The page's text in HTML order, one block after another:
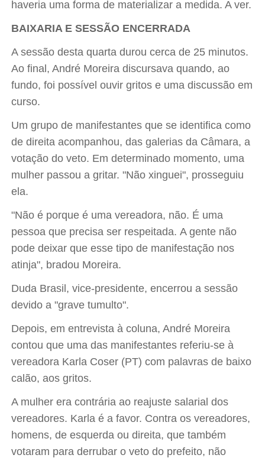
haveria uma forma de materializar a medida. A ver.
BAIXARIA E SESSÃO ENCERRADA
A sessão desta quarta durou cerca de 25 minutos.
Ao final, André Moreira discursava quando, ao
fundo, foi possível ouvir gritos e uma discussão em
curso.
Um grupo de manifestantes que se identifica como
de direita acompanhou, das galerias da Câmara, a
votação do veto. Em determinado momento, uma
mulher passou a gritar. "Não xinguei", prosseguiu
ela.
"Não é porque é uma vereadora, não. É uma
pessoa que precisa ser respeitada. A gente não
pode deixar que esse tipo de manifestação nos
atinja", bradou Moreira.
Duda Brasil, vice-presidente, encerrou a sessão
devido a "grave tumulto".
Depois, em entrevista à coluna, André Moreira
contou que uma das manifestantes referiu-se à
vereadora Karla Coser (PT) com palavras de baixo
calão, aos gritos.
A mulher era contrária ao reajuste salarial dos
vereadores. Karla é a favor. Contra os vereadores,
homens, de esquerda ou direita, que também
votaram para derrubar o veto do prefeito, não